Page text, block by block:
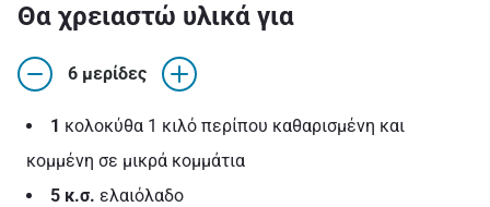
Θα χρειαστώ υλικά για
6 μερίδες
1 κολοκύθα 1 κιλό περίπου καθαρισμένη και
κομμένη σε μικρά κομμάτια
5 κ.σ. ελαιόλαδο